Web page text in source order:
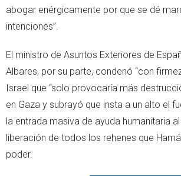
abogar enérgicamente por que se dé
intenciones”.
El ministro de Asuntos Exteriores de
Albares, por su parte, condenó “con
Israel que “solo provocaría más
en Gaza y subrayó que insta a un alto el
la entrada masiva de ayuda humanitaria
liberación de todos los rehenes que
poder.